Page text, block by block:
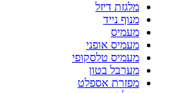
מלגזת דיזל
מנוף נייד
מעמיס
מעמיס אופני
מעמיס טלסקופי
מערבל בטון
מפזרת אספלט